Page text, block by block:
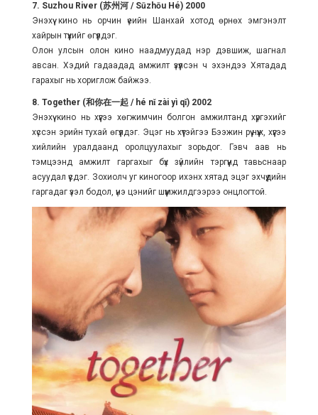
7. Suzhou River (苏州河 / Sūzhōu Hé) 2000
Энэхүү кино нь орчин үеийн Шанхай хотод өрнөх эмгэнэлт
хайрын түүхийг өгүүлдэг.
Олон улсын олон кино наадмуудад нэр дэвшиж, шагнал
авсан. Хэдий гадаадад амжилт үзүүлсэн ч эхэндээ Хятадад
гарахыг нь хориглож байжээ.
8. Together (和你在一起 / hé nǐ zài yì qǐ) 2002
Энэхүү кино нь хүүгээ хөгжимчин болгон амжилтанд хүргэхийг
хүссэн эрийн тухай өгүүлдэг. Эцэг нь хүүтэйгээ Бээжин рүү нүүж, хүүгээ
хийлийн уралдаанд оролцуулахыг зорьдог. Гэвч аав нь
тэмцээнд амжилт гаргахыг бүх зүйлийн тэргүүнд тавьснаар
асуудал үүсдэг. Зохиолч уг киногоор ихэнх хятад эцэг эхчүүдийн
гаргадаг үзэл бодол, үнэ цэнийг шүүмжилдгээрээ онцлогтой.